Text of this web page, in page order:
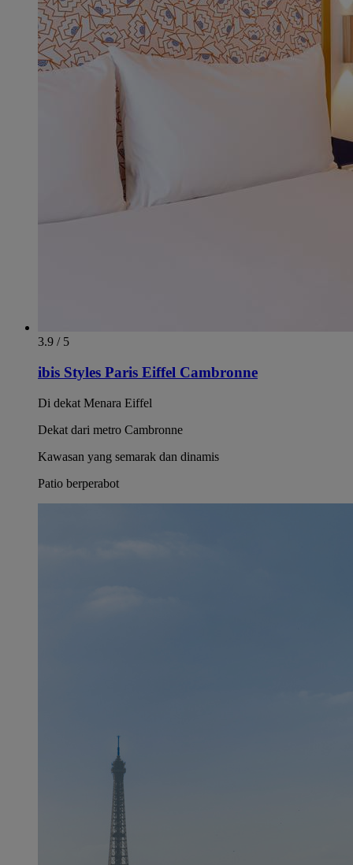
3.9 / 5
ibis Styles Paris Eiffel Cambronne
Di dekat Menara Eiffel
Dekat dari metro Cambronne
Kawasan yang semarak dan dinamis
Patio berperabot